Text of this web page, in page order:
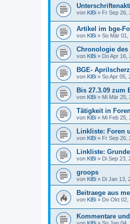
von KlBi » Fr Sep 26,
Artikel im bge-
von KlBi » So Mär 01,
Chronologie des
von KlBi » Do Apr 16,
BGE- Aprilscherz
von KlBi » So Apr 05,
Bis 27.3.09 zum
von KlBi » Mi Mär 25,
Tätigkeit in
von KlBi » Mi Feb 25,
Linkliste: Foren
von KlBi » Fr Sep 26,
Linkliste:
von KlBi » Di Sep 23,
groops
von KlBi » Di Jan 13,
Beitraege aus
von KlBi » Do Okt 02,
Kommentare